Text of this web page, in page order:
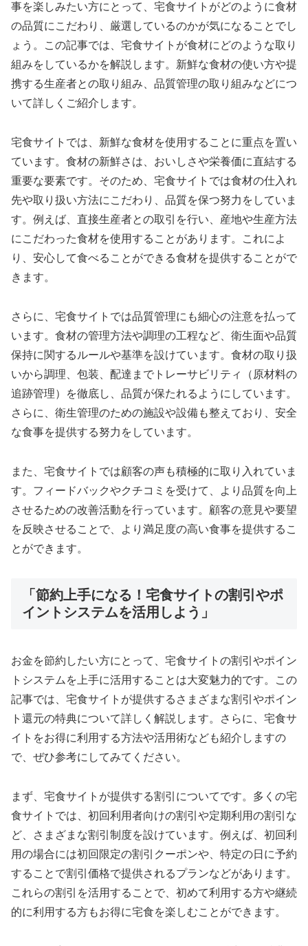
事を楽しみたい方にとって、宅食サイトがどのように食材
の品質にこだわり、厳選しているのかが気になることでし
ょう。この記事では、宅食サイトが食材にどのような取り
組みをしているかを解説します。新鮮な食材の使い方や提
携する生産者との取り組み、品質管理の取り組みなどにつ
いて詳しくご紹介します。
宅食サイトでは、新鮮な食材を使用することに重点を置い
ています。食材の新鮮さは、おいしさや栄養価に直結する
重要な要素です。そのため、宅食サイトでは食材の仕入れ
先や取り扱い方法にこだわり、品質を保つ努力をしていま
す。例えば、直接生産者との取引を行い、産地や生産方法
にこだわった食材を使用することがあります。これによ
り、安心して食べることができる食材を提供することがで
きます。
さらに、宅食サイトでは品質管理にも細心の注意を払って
います。食材の管理方法や調理の工程など、衛生面や品質
保持に関するルールや基準を設けています。食材の取り扱
いから調理、包装、配達までトレーサビリティ（原材料の
追跡管理）を徹底し、品質が保たれるようにしています。
さらに、衛生管理のための施設や設備も整えており、安全
な食事を提供する努力をしています。
また、宅食サイトでは顧客の声も積極的に取り入れていま
す。フィードバックやクチコミを受けて、より品質を向上
させるための改善活動を行っています。顧客の意見や要望
を反映させることで、より満足度の高い食事を提供するこ
とができます。
「節約上手になる！宅食サイトの割引やポ
イントシステムを活用しよう」
お金を節約したい方にとって、宅食サイトの割引やポイン
トシステムを上手に活用することは大変魅力的です。この
記事では、宅食サイトが提供するさまざまな割引やポイン
ト還元の特典について詳しく解説します。さらに、宅食サ
イトをお得に利用する方法や活用術なども紹介しますの
で、ぜひ参考にしてみてください。
まず、宅食サイトが提供する割引についてです。多くの宅
食サイトでは、初回利用者向けの割引や定期利用の割引な
ど、さまざまな割引制度を設けています。例えば、初回利
用の場合には初回限定の割引クーポンや、特定の日に予約
することで割引価格で提供されるプランなどがあります。
これらの割引を活用することで、初めて利用する方や継続
的に利用する方もお得に宅食を楽しむことができます。